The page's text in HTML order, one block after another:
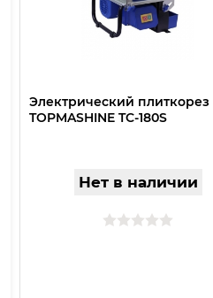
Электрический плиткорез
TOPMASHINE TC-180S
Нет в наличии